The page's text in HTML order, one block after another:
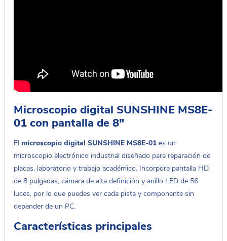
Microscopio digital SUNSHINE MS8E-
01 con pantalla de 8″
El microscopio digital SUNSHINE MS8E-01 es un
microscopio electrónico industrial diseñado para reparación de
placas, laboratorio y trabajo académico. Incorpora pantalla HD
de 8 pulgadas, cámara de alta definición y anillo LED de 56
luces, por lo que puedes ver cada pista y componente sin
depender de un PC.
Características principales